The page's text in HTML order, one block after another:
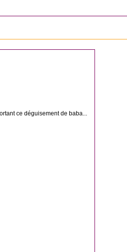
ANNÉES 70
ce déguisement de baba...